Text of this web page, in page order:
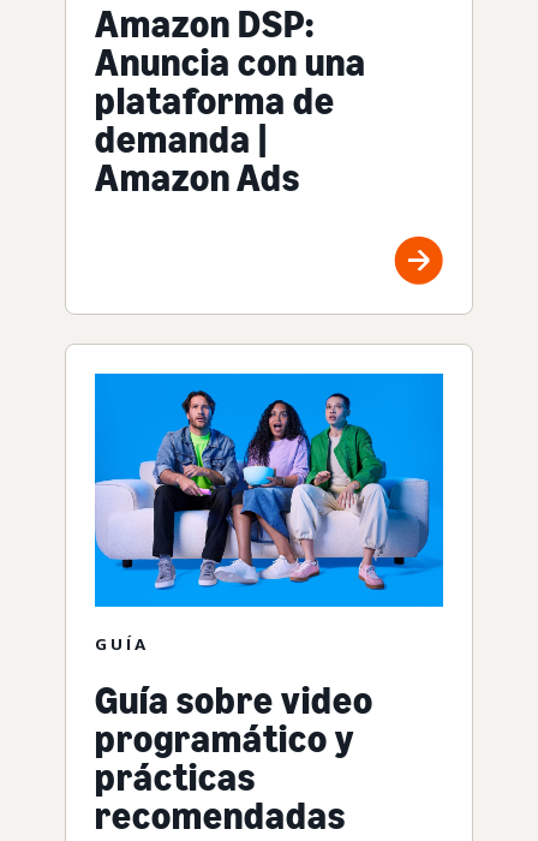
Amazon DSP:
Anuncia con una
plataforma de
demanda |
Amazon Ads
GUÍA
Guía sobre video
programático y
prácticas
recomendadas